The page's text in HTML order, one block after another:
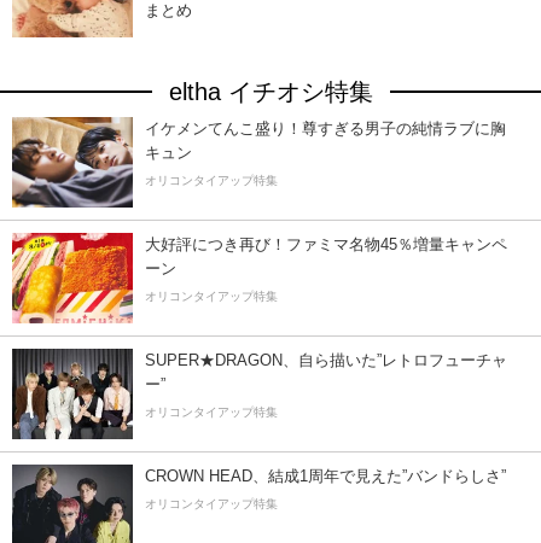
まとめ
eltha イチオシ特集
イケメンてんこ盛り！尊すぎる男子の純情ラブに胸
キュン
オリコンタイアップ特集
大好評につき再び！ファミマ名物45％増量キャンペ
ーン
オリコンタイアップ特集
SUPER★DRAGON、自ら描いた”レトロフューチャ
ー”
オリコンタイアップ特集
CROWN HEAD、結成1周年で見えた”バンドらしさ”
オリコンタイアップ特集